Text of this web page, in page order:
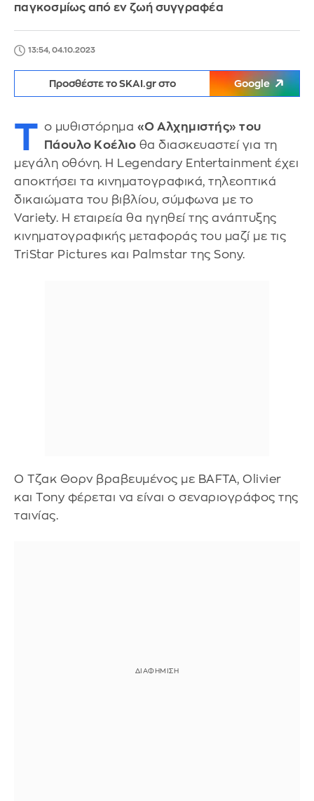
παγκοσμίως από εν ζωή συγγραφέα
13:54, 04.10.2023
Προσθέστε το SKAI.gr στο Google
Τ ο μυθιστόρημα «O Αλχημιστής» του
Πάουλο Κοέλιο θα διασκευαστεί για τη
μεγάλη οθόνη. Η Legendary Entertainment έχει
αποκτήσει τα κινηματογραφικά, τηλεοπτικά
δικαιώματα του βιβλίου, σύμφωνα με το
Variety. Η εταιρεία θα ηγηθεί της ανάπτυξης
κινηματογραφικής μεταφοράς του μαζί με τις
TriStar Pictures και Palmstar της Sony.
Ο Τζακ Θορν βραβευμένος με BAFTA, Olivier
και Tony φέρεται να είναι ο σεναριογράφος της
ταινίας.